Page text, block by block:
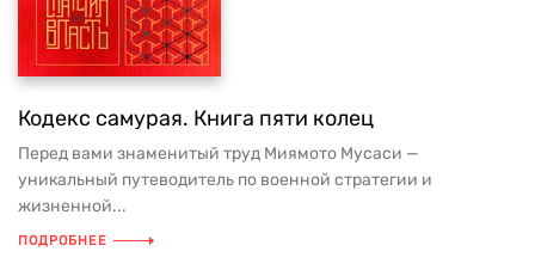
Кодекс самурая. Книга пяти колец
Перед вами знаменитый труд Миямото Мусаси —
уникальный путеводитель по военной стратегии и
жизненной...
ПОДРОБНЕЕ